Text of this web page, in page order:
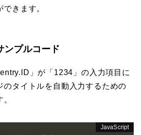
きます。
ンプルコード
」が「1234」の入力項目に
のタイトルを自動入力するための